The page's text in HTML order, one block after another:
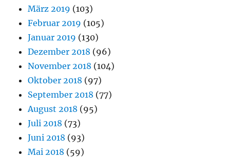
März 2019 (103)
Februar 2019 (105)
Januar 2019 (130)
Dezember 2018 (96)
November 2018 (104)
Oktober 2018 (97)
September 2018 (77)
August 2018 (95)
Juli 2018 (73)
Juni 2018 (93)
Mai 2018 (59)